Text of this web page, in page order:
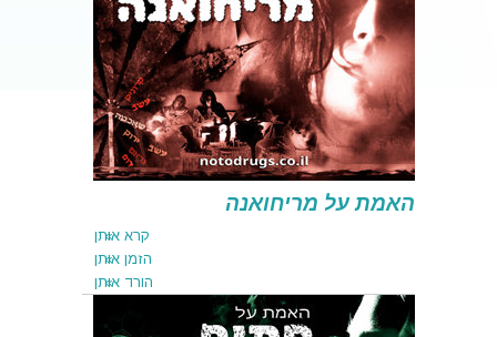
הזמן אותן
הורד אותן
האמת על מריחואנה
קרא אותן
קרא אותן
הזמן אותן
הורד אותן